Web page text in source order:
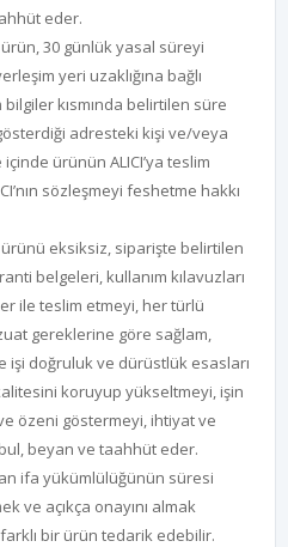
eder.
30 günlük yasal süreyi
yeri uzaklığına bağlı
kısmında belirtilen süre
gösterdiği adresteki kişi ve/veya
ürünün ALICI’ya teslim
sözleşmeyi feshetme hakkı
ürünü eksiksiz, siparişte belirtilen
belgeleri, kullanım kılavuzları
ile teslim etmeyi, her türlü
gereklerine göre sağlam,
doğruluk ve dürüstlük esasları
koruyup yükseltmeyi, işin
özeni göstermeyi, ihtiyat ve
beyan ve taahhüt eder.
ifa yükümlülüğünün süresi
ve açıkça onayını almak
bir ürün tedarik edebilir.